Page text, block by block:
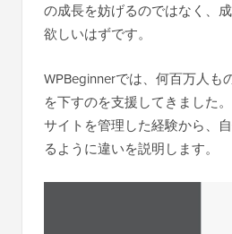
の成長を妨げるのではなく、
欲しいはずです。
WPBeginnerでは、何百万人も
を下すのを支援してきました
サイトを管理した経験から、
るように違いを説明します。